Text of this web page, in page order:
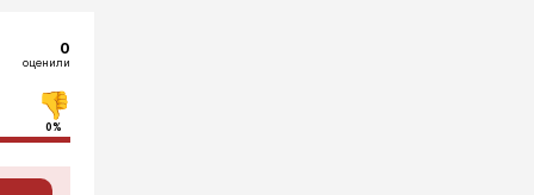
0
оценили
0%